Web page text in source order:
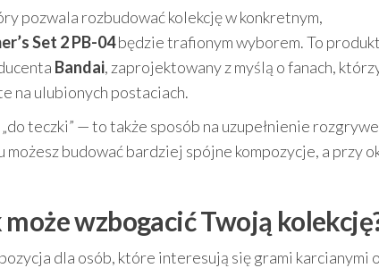
pozwala rozbudować kolekcję w konkretnym,
Set 2 PB-04będzie trafionym wyborem. To
Bandai, zaprojektowany z myślą o fanach,
na ulubionych postaciach.
teczki” — to także sposób na uzupełnienie
budować bardziej spójne kompozycje, a przy
wzbogacić Twoją
dla osób, które interesują się grami karcianymi